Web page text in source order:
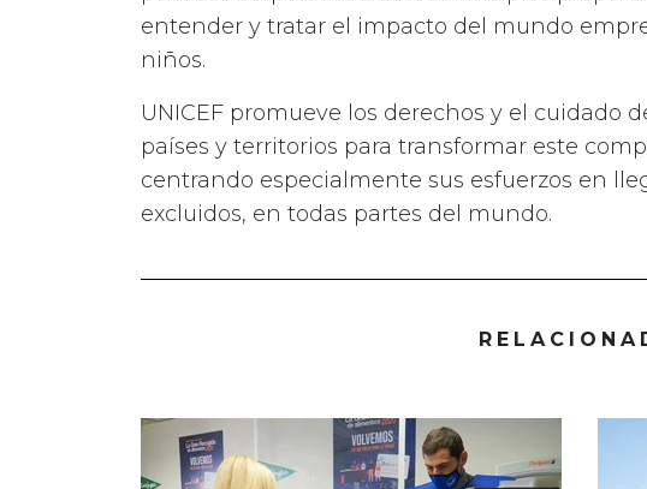
entender y tratar el impacto del mundo
niños.
UNICEF promueve los derechos y el cuidado
países y territorios para transformar este
centrando especialmente sus esfuerzos en
excluidos, en todas partes del mundo.